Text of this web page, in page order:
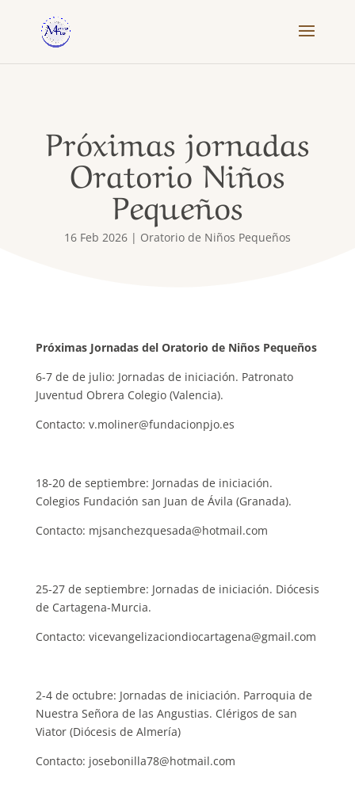
Próximas jornadas
Oratorio Niños
Pequeños
16 Feb 2026| Oratorio de Niños Pequeños
Próximas Jornadas del Oratorio de Niños Pequeños
6-7 de de julio: Jornadas de iniciación. Patronato
Juventud Obrera Colegio (Valencia).
Contacto: v.moliner@fundacionpjo.es
18-20 de septiembre: Jornadas de iniciación.
Colegios Fundación san Juan de Ávila (Granada).
Contacto: mjsanchezquesada@hotmail.com
25-27 de septiembre: Jornadas de iniciación. Diócesis
de Cartagena-Murcia.
Contacto: vicevangelizaciondiocartagena@gmail.com
2-4 de octubre: Jornadas de iniciación. Parroquia de
Nuestra Señora de las Angustias. Clérigos de san
Viator (Diócesis de Almería)
Contacto: josebonilla78@hotmail.com